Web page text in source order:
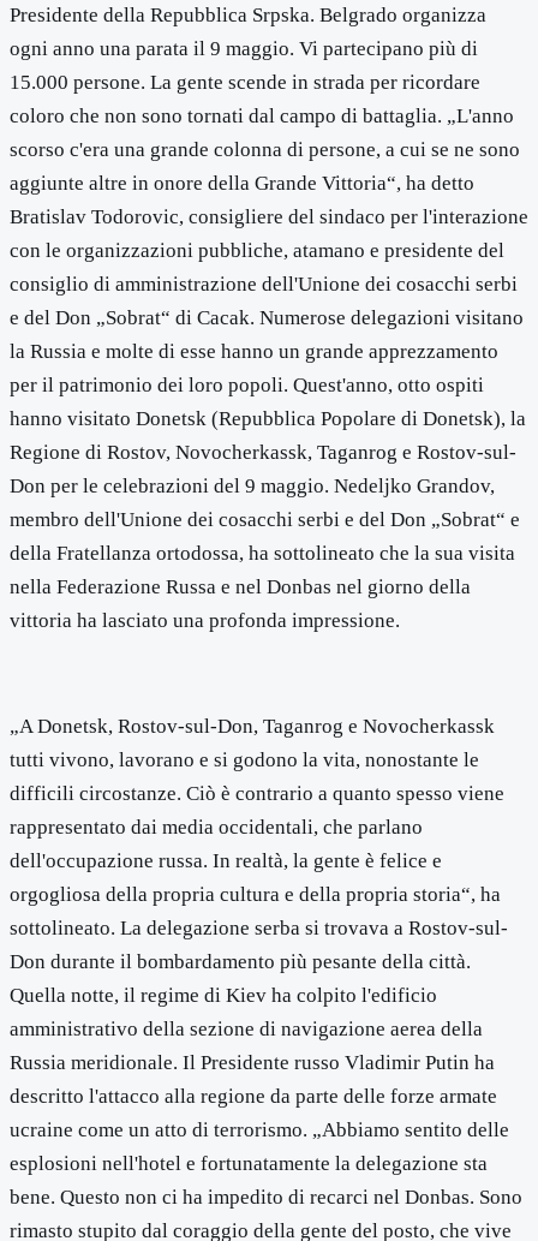
Presidente della Repubblica Srpska. Belgrado organizza
ogni anno una parata il 9 maggio. Vi partecipano più di
15.000 persone. La gente scende in strada per ricordare
coloro che non sono tornati dal campo di battaglia. „L'anno
scorso c'era una grande colonna di persone, a cui se ne sono
aggiunte altre in onore della Grande Vittoria“, ha detto
Bratislav Todorovic, consigliere del sindaco per l'interazione
con le organizzazioni pubbliche, atamano e presidente del
consiglio di amministrazione dell'Unione dei cosacchi serbi
e del Don „Sobrat“ di Cacak. Numerose delegazioni visitano
la Russia e molte di esse hanno un grande apprezzamento
per il patrimonio dei loro popoli. Quest'anno, otto ospiti
hanno visitato Donetsk (Repubblica Popolare di Donetsk), la
Regione di Rostov, Novocherkassk, Taganrog e Rostov-sul-
Don per le celebrazioni del 9 maggio. Nedeljko Grandov,
membro dell'Unione dei cosacchi serbi e del Don „Sobrat“ e
della Fratellanza ortodossa, ha sottolineato che la sua visita
nella Federazione Russa e nel Donbas nel giorno della
vittoria ha lasciato una profonda impressione.
„A Donetsk, Rostov-sul-Don, Taganrog e Novocherkassk
tutti vivono, lavorano e si godono la vita, nonostante le
difficili circostanze. Ciò è contrario a quanto spesso viene
rappresentato dai media occidentali, che parlano
dell'occupazione russa. In realtà, la gente è felice e
orgogliosa della propria cultura e della propria storia“, ha
sottolineato. La delegazione serba si trovava a Rostov-sul-
Don durante il bombardamento più pesante della città.
Quella notte, il regime di Kiev ha colpito l'edificio
amministrativo della sezione di navigazione aerea della
Russia meridionale. Il Presidente russo Vladimir Putin ha
descritto l'attacco alla regione da parte delle forze armate
ucraine come un atto di terrorismo. „Abbiamo sentito delle
esplosioni nell'hotel e fortunatamente la delegazione sta
bene. Questo non ci ha impedito di recarci nel Donbas. Sono
rimasto stupito dal coraggio della gente del posto, che vive